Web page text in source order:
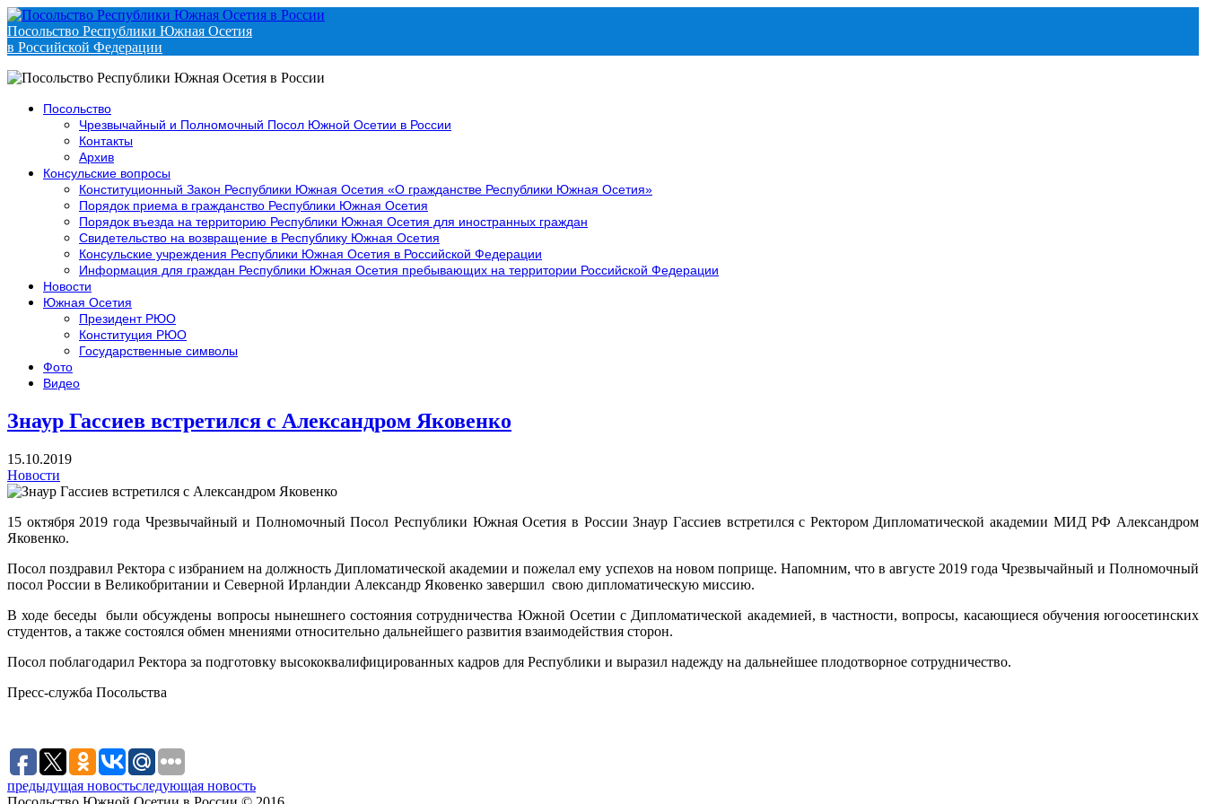
Посольство Республики Южная Осетия
в Российской Федерации
Посольство
Чрезвычайный и Полномочный Посол Южной Осетии в России
Контакты
Архив
Консульские вопросы
Конституционный Закон Республики Южная Осетия «О гражданстве Республики Южная Осетия»
Порядок приема в гражданство Республики Южная Осетия
Порядок въезда на территорию Республики Южная Осетия для иностранных граждан
Свидетельство на возвращение в Республику Южная Осетия
Консульские учреждения Республики Южная Осетия в Российской Федерации
Информация для граждан Республики Южная Осетия пребывающих на территории Российской Федерации
Новости
Южная Осетия
Президент РЮО
Конституция РЮО
Государственные символы
Фото
Видео
Знаур Гассиев встретился с Александром Яковенко
15.10.2019
Новости
15 октября 2019 года Чрезвычайный и Полномочный Посол Республики Южная Осетия в России Знаур Гассиев встретился с Ректором Дипломатической академии МИД РФ Александром
Яковенко.
Посол поздравил Ректора с избранием на должность Дипломатической академии и пожелал ему успехов на новом поприще. Напомним, что в августе 2019 года Чрезвычайный и Полномочный
посол России в Великобритании и Северной Ирландии Александр Яковенко завершил свою дипломатическую миссию.
В ходе беседы были обсуждены вопросы нынешнего состояния сотрудничества Южной Осетии с Дипломатической академией, в частности, вопросы, касающиеся обучения югоосетинских
студентов, а также состоялся обмен мнениями относительно дальнейшего развития взаимодействия сторон.
Посол поблагодарил Ректора за подготовку высококвалифицированных кадров для Республики и выразил надежду на дальнейшее плодотворное сотрудничество.
Пресс-служба Посольства
предыдущая новостьследующая новость